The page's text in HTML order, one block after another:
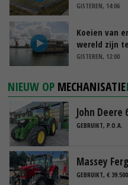
GISTEREN, 14:06
Koeien van
wereld zijn
GISTEREN, 12:00
NIEUW OP MECHANISATIE
John Deere
GEBRUIKT, P.O.A.
Massey
GEBRUIKT, € 39.500